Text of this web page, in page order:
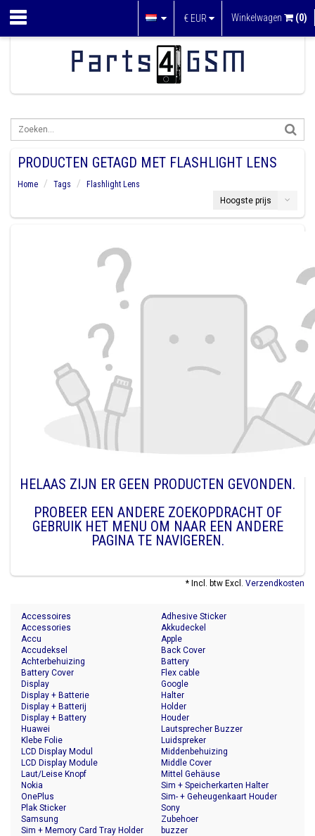
€ EUR Winkelwagen (0)
PRODUCTEN GETAGD MET FLASHLIGHT LENS
Home Tags
Flashlight Lens
Hoogste prijs
HELAAS ZIJN ER GEEN PRODUCTEN GEVONDEN.
PROBEER EEN ANDERE ZOEKOPDRACHT OF
GEBRUIK HET MENU OM NAAR EEN ANDERE
PAGINA TE NAVIGEREN.
* Incl. btw Excl. Verzendkosten
Accessoires
Accessories
Accu
Accudeksel
Achterbehuizing
Adhesive Sticker
Akkudeckel
Apple
Back Cover
Battery
Battery Cover
Display
Display + Batterie
Display + Batterij
Display + Battery
Flex cable
Google
Halter
Holder
Houder
Huawei
Klebe Folie
LCD Display Modul
LCD Display Module
Laut/Leise Knopf
Lautsprecher Buzzer
Luidspreker
Middenbehuizing
Middle Cover
Mittel Gehäuse
Nokia
OnePlus
Plak Sticker
Samsung
Sim + Memory Card Tray Holder
Sim + Speicherkarten Halter
Sim- + Geheugenkaart Houder
Sony
Zubehoer
buzzer